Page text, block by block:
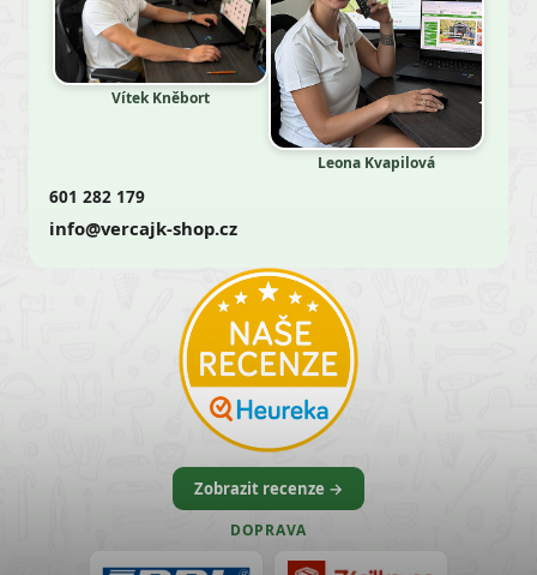
Vítek Kněbort
Leona Kvapilová
601 282 179
info@vercajk-shop.cz
Zobrazit recenze →
DOPRAVA